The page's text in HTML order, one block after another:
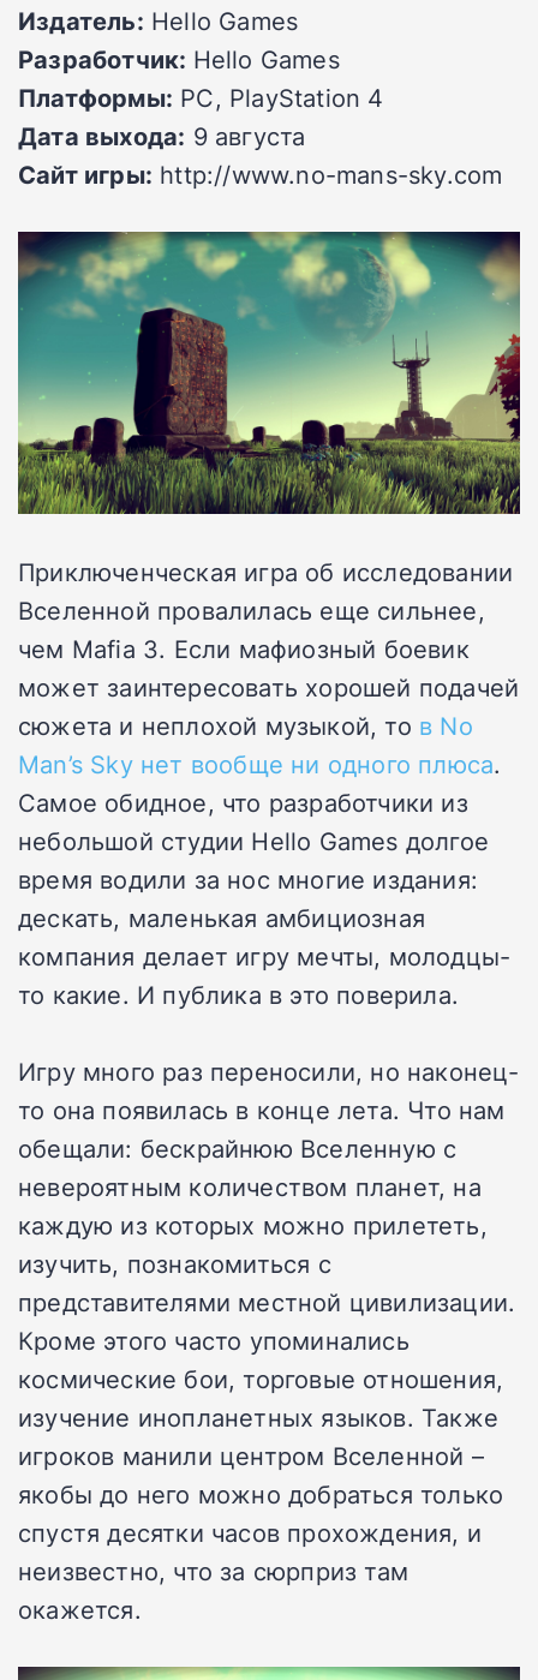
Издатель: Hello Games
Разработчик: Hello Games
Платформы: PC, PlayStation 4
Дата выхода: 9 августа
Сайт игры: http://www.no-mans-sky.com
Приключенческая игра об исследовании
Вселенной провалилась еще сильнее,
чем Mafia 3. Если мафиозный боевик
может заинтересовать хорошей подачей
сюжета и неплохой музыкой, то в No
Man’s Sky нет вообще ни одного плюса.
Самое обидное, что разработчики из
небольшой студии Hello Games долгое
время водили за нос многие издания:
дескать, маленькая амбициозная
компания делает игру мечты, молодцы-
то какие. И публика в это поверила.
Игру много раз переносили, но наконец-
то она появилась в конце лета. Что нам
обещали: бескрайнюю Вселенную с
невероятным количеством планет, на
каждую из которых можно прилететь,
изучить, познакомиться с
представителями местной цивилизации.
Кроме этого часто упоминались
космические бои, торговые отношения,
изучение инопланетных языков. Также
игроков манили центром Вселенной –
якобы до него можно добраться только
спустя десятки часов прохождения, и
неизвестно, что за сюрприз там
окажется.